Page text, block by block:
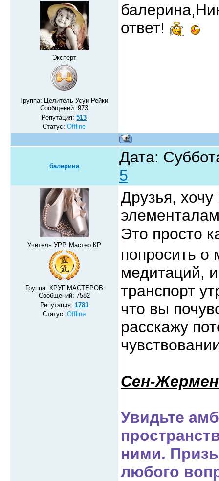
Эксперт
Группа: Целитель Усуи Рейки
Сообщений:973
Репутация:513
Статус:Offline
ответ!
балерина
Дата:
5
Учитель УРР, Мастер КР
Группа: КРУГ МАСТЕРОВ
Сообщений: 7582
Репутация: 1781
Статус:Offline
Друзья,
Это просто
попросить о
медитаций,
транспорт
что вы
расскажу
Сен-Жермен
Увидьте
ними.
любого